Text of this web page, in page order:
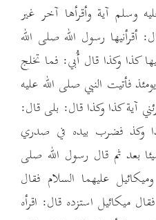
وسلم آية وأقرأها آخر غير
أقرأنيها رسول الله صلى الله
كذا وكذا قال أُبي: فما تخلج
فأتيت النبي صلى الله عليه
آية كذا وكذا قال: بلى قال:
وكذ فضرب بيده في صدري
بعد ثم قال رسول الله صلى
عليهما السلام فقال
ميكائيل استزده قال: اقرأه